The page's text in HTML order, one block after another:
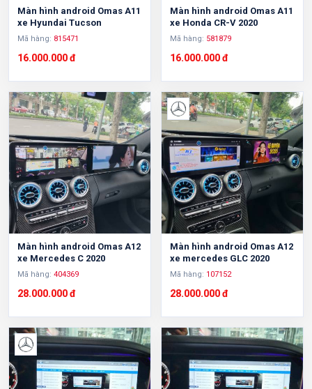
Màn hình android Omas A11
xe Hyundai Tucson
Mã hàng: 815471
16.000.000 đ
Màn hình android Omas A11
xe Honda CR-V 2020
Mã hàng: 581879
16.000.000 đ
Màn hình android Omas A12
xe Mercedes C 2020
Mã hàng: 404369
28.000.000 đ
Màn hình android Omas A12
xe mercedes GLC 2020
Mã hàng: 107152
28.000.000 đ